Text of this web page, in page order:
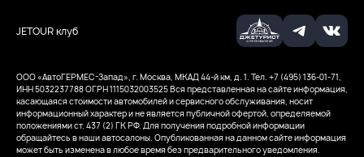
JETOUR клуб
ООО ‭«АвтоГЕРМЕС-Запад», г. Москва, МКАД 44-й км, д. 1. Тел. +7 (495) 136-01-71,
ИНН 5032237788ОГРН 1115032003525Вся представленная на сайте информация,
касающаяся стоимости автомобилей и сервисного обслуживания, носит
информационный характер и не является публичной офертой, определяемой
положениями ст. 437 (2) ГК РФ. Для получения подробной информации
обращайтесь в наши автосалоны. Опубликованная на данном сайте информация
может быть изменена в любое время без предварительного уведомления.